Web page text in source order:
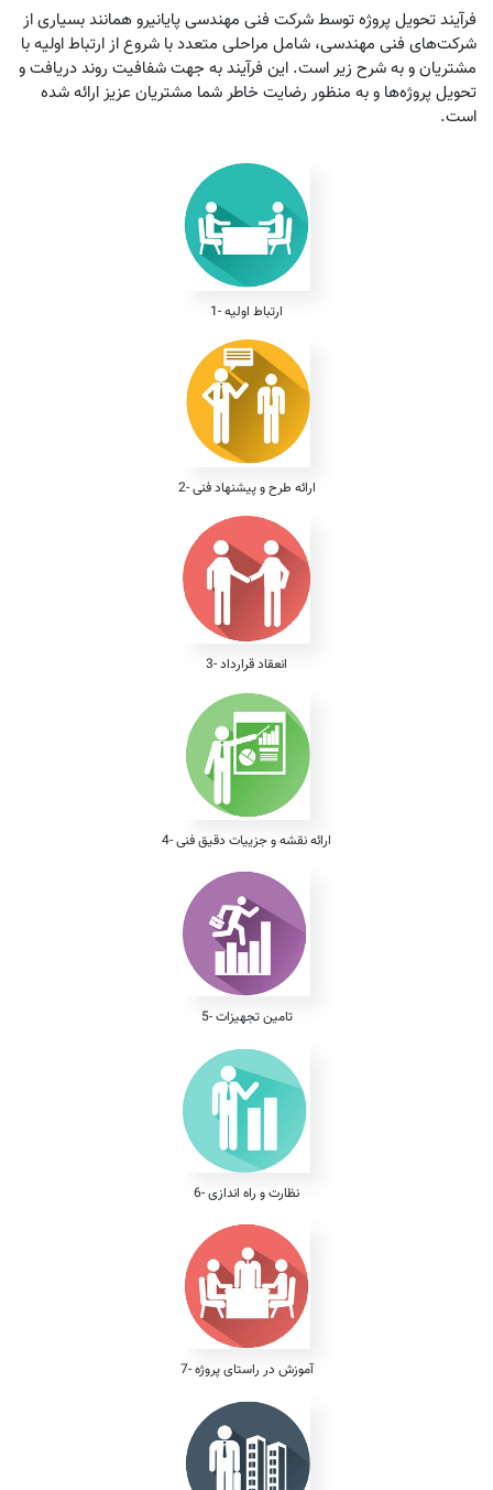
فرآیند تحویل پروژه توسط شرکت فنی مهندسی پایانیرو همانند بسیاری از
شرکت‌های فنی مهندسی، شامل مراحلی متعدد با شروع از ارتباط اولیه با
مشتریان و به شرح زیر است. این فرآیند به جهت شفافیت روند دریافت و
تحویل پروژه‌ها و به منظور رضایت خاطر شما مشتریان عزیز ارائه شده
است.
1- ارتباط اولیه
2- ارائه طرح و پیشنهاد فنی
3- انعقاد قرارداد
4- ارائه نقشه و جزییات دقیق فنی
5- تامین تجهیزات
6- نظارت و راه اندازی
7- آموزش در راستای پروژه